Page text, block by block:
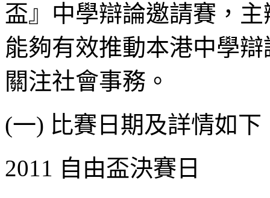
盃』中學辯論邀請賽，
能夠有效推動本港中學
關注社會事務。
(一) 比賽日期及詳情如
2011 自由盃決賽日